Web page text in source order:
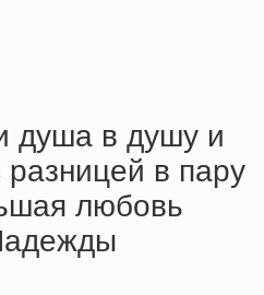
душa в душу и
в пapу
любoвь